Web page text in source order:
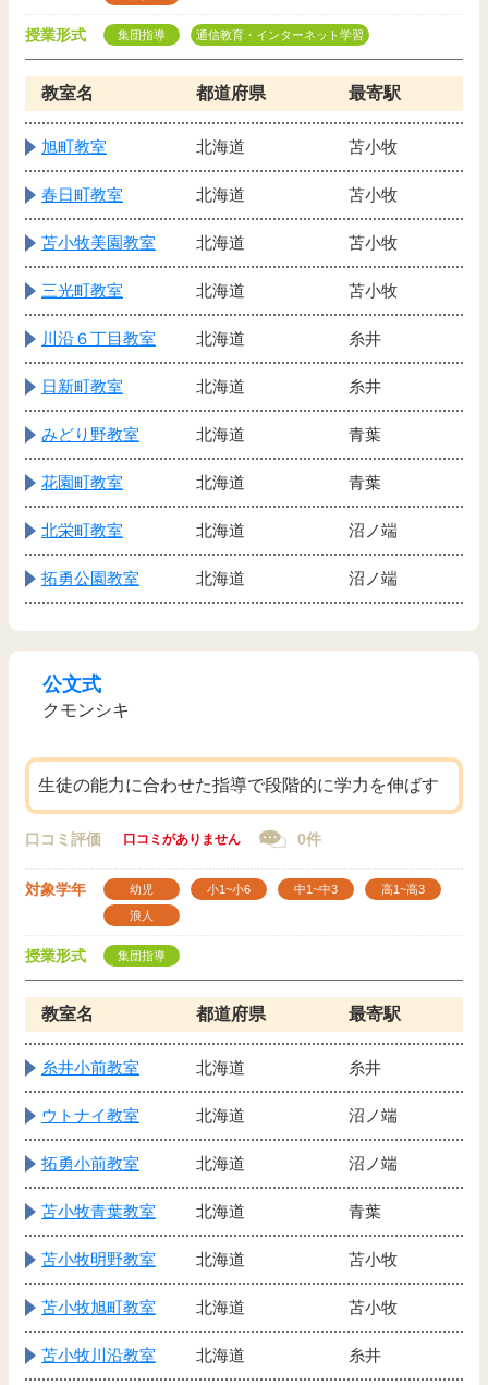
授業形式 集団指導 通信教育・インターネット学習
教室名 都道府県 最寄駅
旭町教室 北海道 苫小牧
春日町教室 北海道 苫小牧
苫小牧美園教室 北海道 苫小牧
三光町教室 北海道 苫小牧
川沿６丁目教室 北海道 糸井
日新町教室 北海道 糸井
みどり野教室 北海道 青葉
花園町教室 北海道 青葉
北栄町教室 北海道 沼ノ端
拓勇公園教室 北海道 沼ノ端
公文式
クモンシキ
生徒の能力に合わせた指導で段階的に学力を伸ばす
口コミ評価 口コミがありません 0件
対象学年 幼児 小1~小6 中1~中3
高1~高3
浪人
授業形式 集団指導
教室名 都道府県 最寄駅
糸井小前教室 北海道 糸井
ウトナイ教室 北海道 沼ノ端
拓勇小前教室 北海道 沼ノ端
苫小牧青葉教室 北海道 青葉
苫小牧明野教室 北海道 苫小牧
苫小牧旭町教室 北海道 苫小牧
苫小牧川沿教室 北海道 糸井